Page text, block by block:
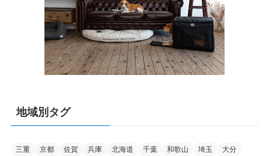
地域別タグ
三重 京都 佐賀 兵庫 北海道 千葉 和歌山 埼玉
大分